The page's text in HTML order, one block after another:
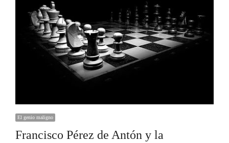
El genio maligno
Francisco Pérez de Antón y la